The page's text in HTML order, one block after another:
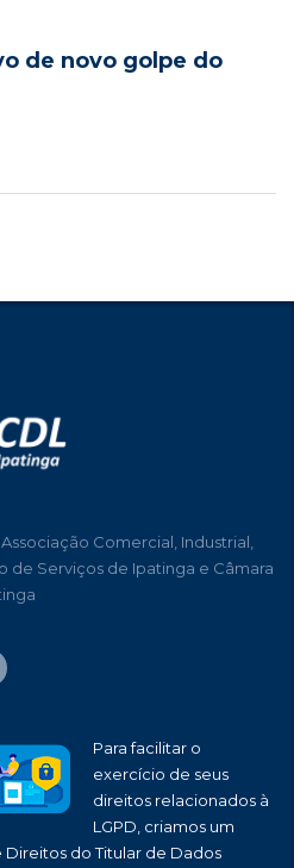
de novo golpe do
Associação Comercial, Industrial,
de Serviços de Ipatinga e Câmara
Para facilitar o
exercício de seus
direitos relacionados à
LGPD, criamos um
do Titular de Dados